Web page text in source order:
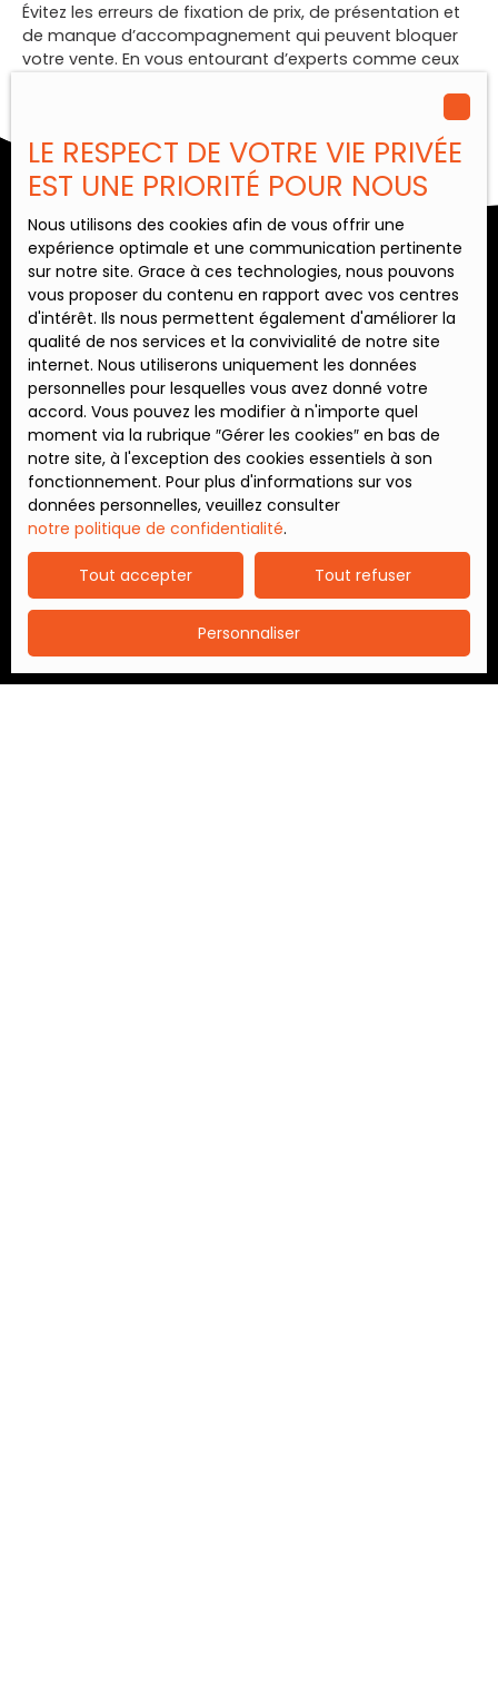
Évitez les erreurs de fixation de prix, de présentation et
de manque d’accompagnement qui peuvent bloquer
votre vente. En vous entourant d’experts comme ceux
LE RESPECT DE VOTRE VIE PRIVÉE
EST UNE PRIORITÉ POUR NOUS
Nous utilisons des cookies afin de vous offrir une
expérience optimale et une communication pertinente
sur notre site. Grace à ces technologies, nous pouvons
vous proposer du contenu en rapport avec vos centres
d'intérêt. Ils nous permettent également d'améliorer la
qualité de nos services et la convivialité de notre site
internet. Nous utiliserons uniquement les données
personnelles pour lesquelles vous avez donné votre
accord. Vous pouvez les modifier à n'importe quel
moment via la rubrique ″Gérer les cookies″ en bas de
notre site, à l'exception des cookies essentiels à son
fonctionnement. Pour plus d'informations sur vos
données personnelles, veuillez consulter
notre politique de confidentialité.
Tout accepter Tout refuser
Personnaliser